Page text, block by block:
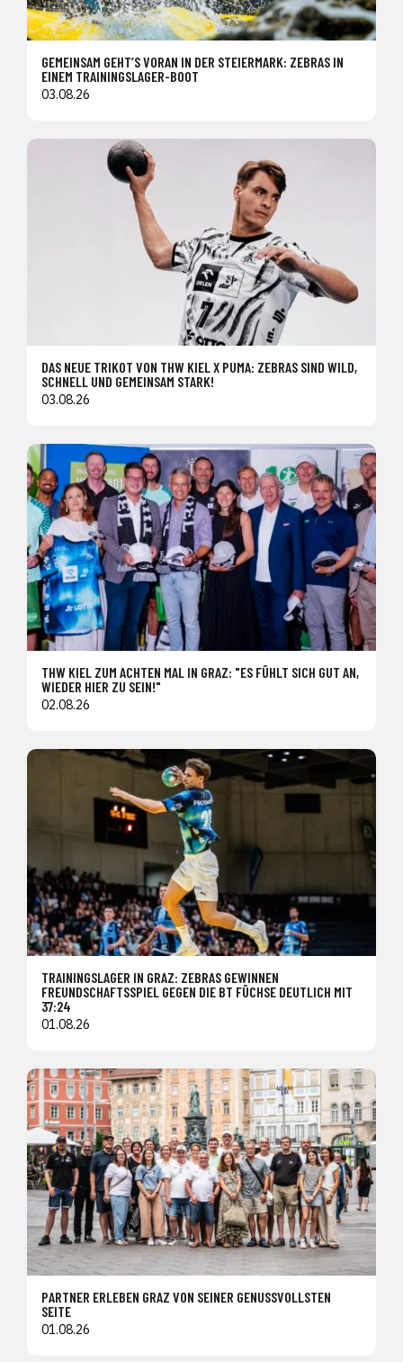
GEMEINSAM GEHT’S VORAN IN DER STEIERMARK: ZEBRAS IN
EINEM TRAININGSLAGER-BOOT
03.08.26
DAS NEUE TRIKOT VON THW KIEL X PUMA: ZEBRAS SIND WILD,
SCHNELL UND GEMEINSAM STARK!
03.08.26
THW KIEL ZUM ACHTEN MAL IN GRAZ: "ES FÜHLT SICH GUT AN,
WIEDER HIER ZU SEIN!"
02.08.26
TRAININGSLAGER IN GRAZ: ZEBRAS GEWINNEN
FREUNDSCHAFTSSPIEL GEGEN DIE BT FÜCHSE DEUTLICH MIT
37:24
01.08.26
PARTNER ERLEBEN GRAZ VON SEINER GENUSSVOLLSTEN
SEITE
01.08.26